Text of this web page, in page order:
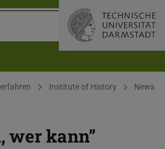
Institute of History News
wer kann”